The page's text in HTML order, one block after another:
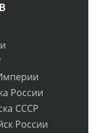
России
СССР
России